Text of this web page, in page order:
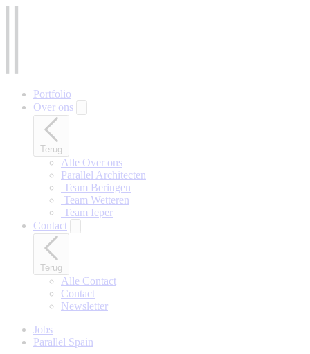
Portfolio
Over ons
Terug
Alle Over ons
Parallel Architecten
‎ Team Beringen
‎ Team Wetteren
‎ Team Ieper
Contact
Terug
Alle Contact
Contact
Newsletter
Jobs
Parallel Spain